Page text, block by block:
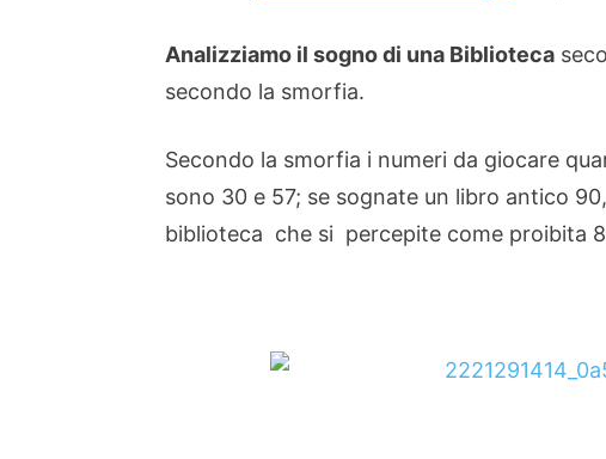
Analizziamo il sogno di una Biblioteca
secondo la smorfia.
Secondo la smorfia i numeri da giocare
sono 30 e 57; se sognate un libro antico
biblioteca che si percepite come proibita